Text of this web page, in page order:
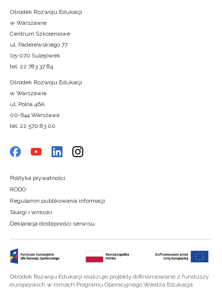
Ośrodek Rozwoju Edukacji
w Warszawie
Centrum Szkoleniowe
ul. Paderewskiego 77
05-070 Sulejówek
tel. 22 783 37 84
Ośrodek Rozwoju Edukacji
w Warszawie
ul. Polna 46A
00-644 Warszawa
tel. 22 570 83 00
Polityka prywatności
RODO
Regulamin publikowania informacji
Skargi i wnioski
Deklaracja dostępności serwisu
Ośrodek Rozwoju Edukacji realizuje projekty dofinansowane z funduszy
europejskich w ramach Programu Operacyjnego Wiedza Edukacja